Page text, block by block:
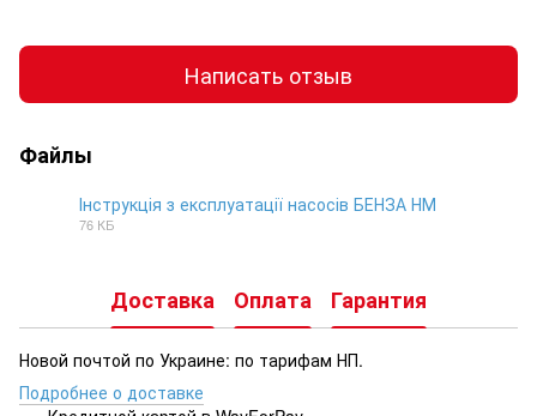
Написать отзыв
Файлы
Інструкція з експлуатації насосів БЕНЗА НМ
76 КБ
Доставка Оплата Гарантия
Новой почтой по Украине: по тарифам НП.
Подробнее о доставке